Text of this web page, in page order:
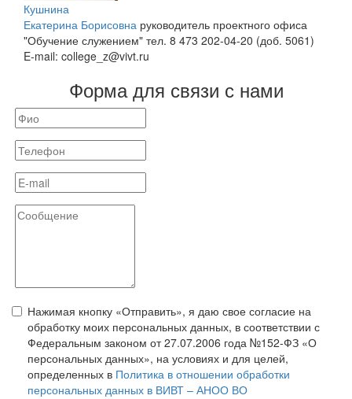
Кушнина
Екатерина Борисовна руководитель проектного офиса
"Обучение служением" тел. 8 473 202-04-20 (доб. 5061)
E-mail: college_z@vivt.ru
Форма для связи с нами
Нажимая кнопку «Отправить», я даю свое согласие на
обработку моих персональных данных, в соответствии с
Федеральным законом от 27.07.2006 года №152-ФЗ «О
персональных данных», на условиях и для целей,
определенных в Политика в отношении обработки
персональных данных в ВИВТ – АНОО ВО